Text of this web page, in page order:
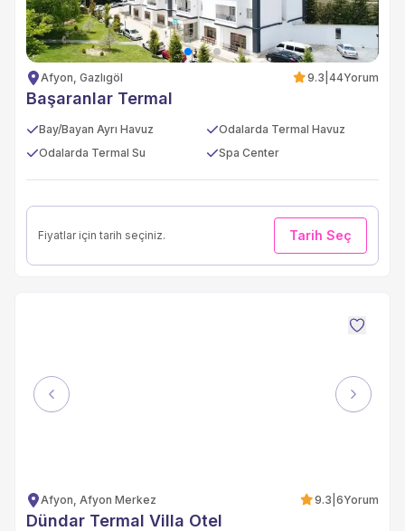
Afyon, Gazlıgöl 9.3 44Yorum
Başaranlar Termal
Bay/Bayan Ayrı Havuz
Odalarda Termal Havuz
Odalarda Termal Su
Spa Center
Fiyatlar için tarih seçiniz. Tarih Seç
Previous Next
Afyon, Afyon Merkez 9.3 6Yorum
Dündar Termal Villa Otel